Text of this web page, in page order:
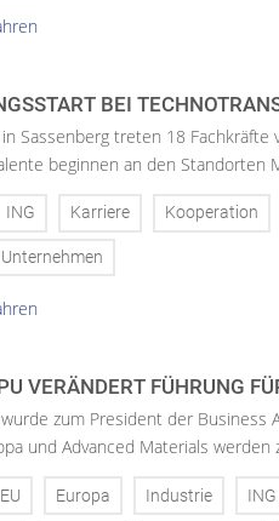
BEI
Sassenberg treten 18
beginnen an den Standorten
ING Karriere Kooperation
Unternehmen
VERÄNDERT FÜHRUNG
zum President der Business
und Advanced Materials werden
EU Europa Industrie ING